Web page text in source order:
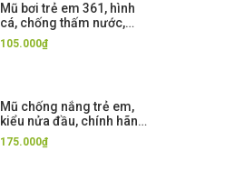
Mũ bơi trẻ em 361, hình
cá, chống thấm nước,
không gây khó chịu,
dùng được cho tóc dài
105.000₫
Mũ chống nắng trẻ em,
kiểu nửa đầu, chính hãng
361
175.000₫